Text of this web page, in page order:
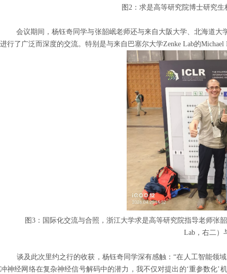
图 2：求是高等研究院博士研究
会议期间，杨钰奇同学与张韶岷老师还与来自大阪大学、北海道大
进行了广泛而深度的交流。特别是与来自巴塞尔大学Zenke Lab的Michael
图 3：国际化交流与合照，浙江大学求是高等研究院指导老师张
Lab ，右二
谈及此次里约之行的收获，杨钰奇同学深有感触：“在人工智能领
冲神经网络在复杂神经信号解码中的潜力，我不仅对提出的‘重参数化’